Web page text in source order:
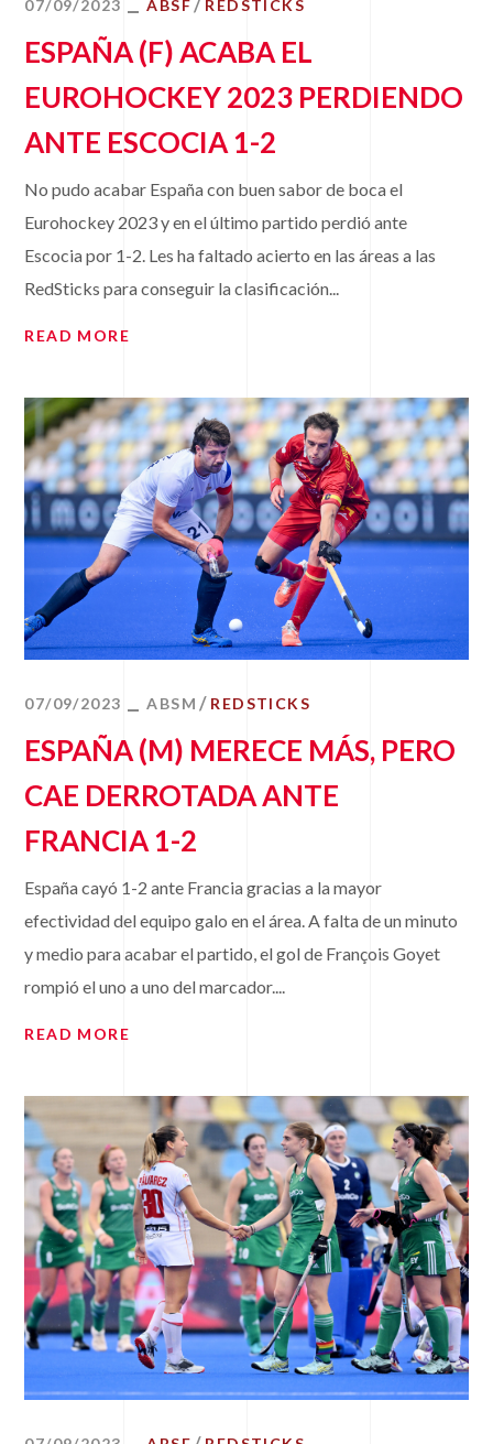
07/09/2023 ABSF REDSTICKS
ESPAÑA (F) ACABA EL
EUROHOCKEY 2023 PERDIENDO
ANTE ESCOCIA 1-2
No pudo acabar España con buen sabor de boca el
Eurohockey 2023 y en el último partido perdió ante
Escocia por 1-2. Les ha faltado acierto en las áreas a las
RedSticks para conseguir la clasificación...
READ MORE
07/09/2023 ABSM REDSTICKS
ESPAÑA (M) MERECE MÁS, PERO
CAE DERROTADA ANTE
FRANCIA 1-2
España cayó 1-2 ante Francia gracias a la mayor
efectividad del equipo galo en el área. A falta de un minuto
y medio para acabar el partido, el gol de François Goyet
rompió el uno a uno del marcador....
READ MORE